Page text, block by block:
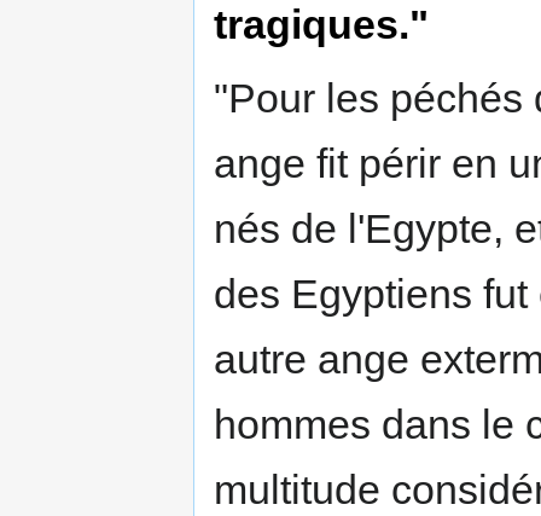
tragiques."
"Pour les péchés
ange fit périr en
nés de l'Egypte,
des Egyptiens
autre ange
hommes dans le
multitude